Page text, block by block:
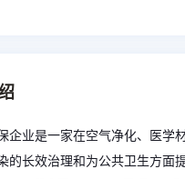
企业是一家在空气净化、医
的长效治理和为公共卫生方